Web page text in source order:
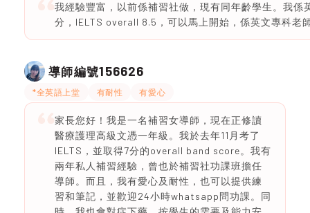
我經驗豐富，以前係補習社做，現有同年齡學生。我係
分，IELTS overall 8.5，可以馬上開始，係英文專科老
導師編號156626
*全英語上堂 有耐性 有愛心
家長您好！我是一名補習女導師，現在正修讀
醫療護理高級文憑一年級。我於去年11月考了
IELTS，並取得7分的overall band score。我有
兩年私人補習經驗，曾也於補習社功課班擔任
導師。而且，我有愛心及耐性，也可以提供練
習和筆記，並歡迎24小時whatsapp問功課。同